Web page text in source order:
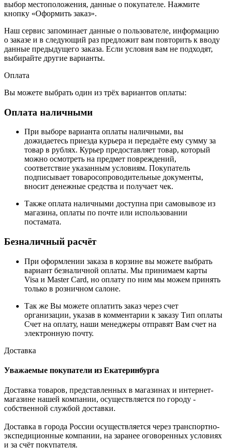
выбор местоположения, данные о покупателе. Нажмите
кнопку «Оформить заказ».
Наш сервис запоминает данные о пользователе, информацию
о заказе и в следующий раз предложит вам повторить к вводу
данные предыдущего заказа. Если условия вам не подходят,
выбирайте другие варианты.
Оплата
Вы можете выбрать один из трёх вариантов оплаты:
Оплата наличными
При выборе варианта оплаты наличными, вы
дожидаетесь приезда курьера и передаёте ему сумму за
товар в рублях. Курьер предоставляет товар, который
можно осмотреть на предмет повреждений,
соответствие указанным условиям. Покупатель
подписывает товаросопроводительные документы,
вносит денежные средства и получает чек.
Также оплата наличными доступна при самовывозе из
магазина, оплаты по почте или использовании
постамата.
Безналичный расчёт
При оформлении заказа в корзине вы можете выбрать
вариант безналичной оплаты. Мы принимаем карты
Visa и Master Card, но оплату по ним мы можем принять
только в розничном салоне.
Так же Вы можете оплатить заказ через счет
организации, указав в комментарии к заказу Тип оплаты
Счет на оплату, наши менеджеры отправят Вам счет на
электронную почту.
Доставка
Уважаемые покупатели из Екатеринбурга
Доставка товаров, представленных в магазинах и интернет-
магазине нашей компании, осуществляется по городу -
собственной службой доставки.
Доставка в города России осуществляется через транспортно-
экспедиционные компании, на заранее оговоренных условиях
и за счёт покупателя.